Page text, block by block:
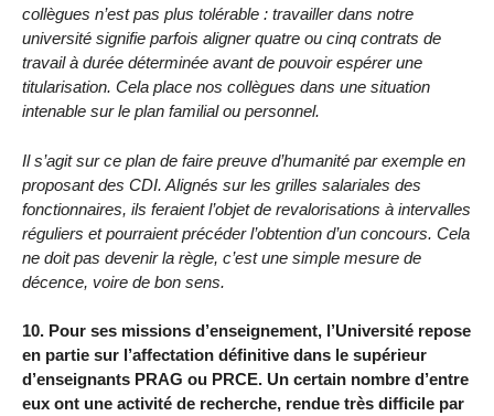
collègues n’est pas plus tolérable : travailler dans notre
université signifie parfois aligner quatre ou cinq contrats de
travail à durée déterminée avant de pouvoir espérer une
titularisation. Cela place nos collègues dans une situation
intenable sur le plan familial ou personnel.
Il s’agit sur ce plan de faire preuve d’humanité par exemple en
proposant des CDI. Alignés sur les grilles salariales des
fonctionnaires, ils feraient l’objet de revalorisations à intervalles
réguliers et pourraient précéder l’obtention d’un concours. Cela
ne doit pas devenir la règle, c’est une simple mesure de
décence, voire de bon sens.
10. Pour ses missions d’enseignement, l’Université repose
en partie sur l’affectation définitive dans le supérieur
d’enseignants PRAG ou PRCE. Un certain nombre d’entre
eux ont une activité de recherche, rendue très difficile par